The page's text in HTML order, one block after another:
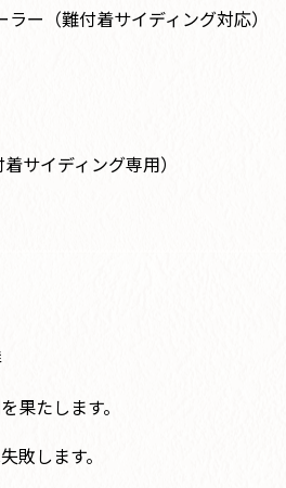
ー（難付着サイディング対応）
サイディング専用）
果たします。
敗します。